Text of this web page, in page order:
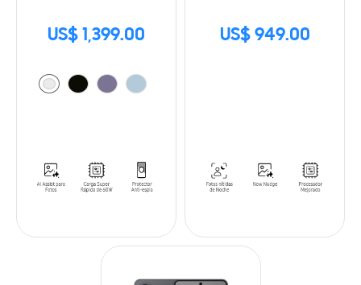
US$ 1,399.00 US$ 949.00